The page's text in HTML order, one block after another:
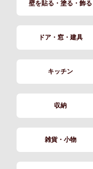
壁を貼る・塗る・飾る
ドア・窓・建具
キッチン
収納
雑貨・小物